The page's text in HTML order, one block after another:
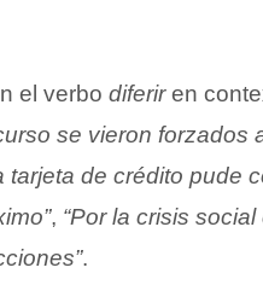
el verbo diferiren
se vieron forzados
tarjeta de crédito pude
, “Por la crisis
.